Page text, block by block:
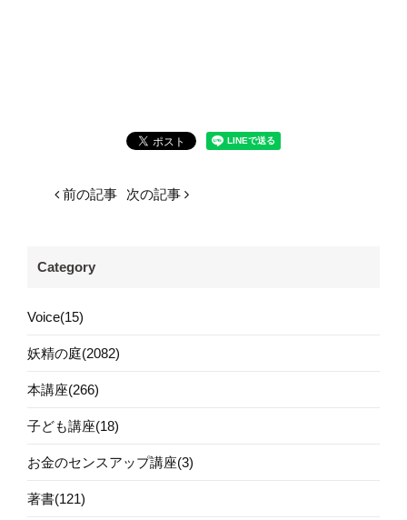
前の記事 次の記事
Category
Voice(15)
妖精の庭(2082)
本講座(266)
子ども講座(18)
お金のセンスアップ講座(3)
著書(121)